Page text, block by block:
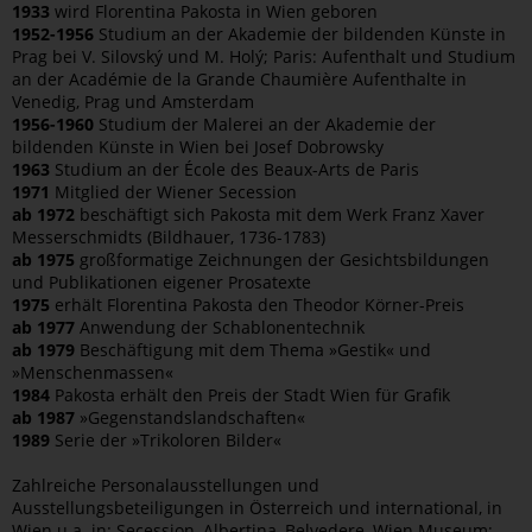
1933 wird Florentina Pakosta in Wien geboren
1952-1956 Studium an der Akademie der bildenden Künste in
Prag bei V. Silovský und M. Holý; Paris: Aufenthalt und Studium
an der Académie de la Grande Chaumière Aufenthalte in
Venedig, Prag und Amsterdam
1956-1960 Studium der Malerei an der Akademie der
bildenden Künste in Wien bei Josef Dobrowsky
1963 Studium an der École des Beaux-Arts de Paris
1971 Mitglied der Wiener Secession
ab 1972 beschäftigt sich Pakosta mit dem Werk Franz Xaver
Messerschmidts (Bildhauer, 1736-1783)
ab 1975 großformatige Zeichnungen der Gesichtsbildungen
und Publikationen eigener Prosatexte
1975 erhält Florentina Pakosta den Theodor Körner-Preis
ab 1977 Anwendung der Schablonentechnik
ab 1979 Beschäftigung mit dem Thema »Gestik« und
»Menschenmassen«
1984 Pakosta erhält den Preis der Stadt Wien für Grafik
ab 1987 »Gegenstandslandschaften«
1989 Serie der »Trikoloren Bilder«
Zahlreiche Personalausstellungen und
Ausstellungsbeteiligungen in Österreich und international, in